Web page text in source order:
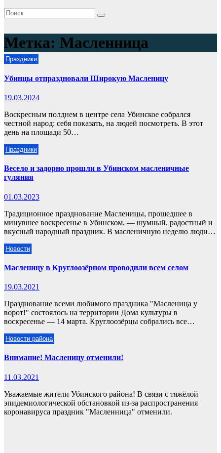
Метка: Масленница
Праздники
Убинцы отпраздновали Широкую Масленицу
19.03.2024
Воскресным полднем в центре села Убинское собрался
честной народ: себя показать, на людей посмотреть. В этот
день на площади 50…
Праздники
Весело и задорно прошли в Убинском масленичные
гуляния
01.03.2023
Традиционное празднование Масленицы, прошедшее в
минувшее воскресенье в Убинском, — шумный, радостный и
вкусный народный праздник. В масленичную неделю люди…
Новости
Масленицу в Круглоозёрном проводили всем селом
19.03.2021
Празднование всеми любимого праздника "Масленица у
ворот!" состоялось на территории Дома культуры в
воскресенье — 14 марта. Круглоозёрцы собрались все…
Новости района
Внимание! Масленицу отменили!
11.03.2021
Уважаемые жители Убинского района! В связи с тяжёлой
эпидемиологической обстановкой из-за распространения
коронавируса праздник "Масленница" отменили.